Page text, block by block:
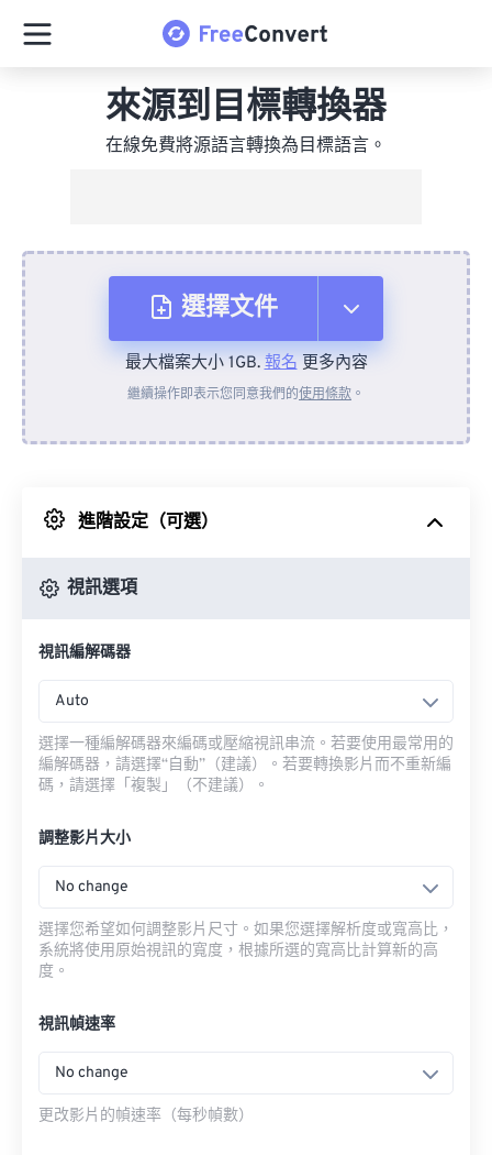
來源到目標轉換器
在線免費將源語言轉換為目標語言。
選擇文件
來自裝置
來自 Google 雲端硬碟
最大檔案大小 1GB.報名更多內容
繼續操作即表示您同意我們的使用條款 。
進階設定（可選）
視訊選項
視訊編解碼器
Auto
選擇一種編解碼器來編碼或壓縮視訊串流。若要使用最常用的
編解碼器，請選擇“自動”（建議）。若要轉換影片而不重新編
碼，請選擇「複製」（不建議）。
調整影片大小
No change
選擇您希望如何調整影片尺寸。如果您選擇解析度或寬高比，
系統將使用原始視訊的寬度，根據所選的寬高比計算新的高
度。
視訊幀速率
No change
更改影片的幀速率（每秒幀數）